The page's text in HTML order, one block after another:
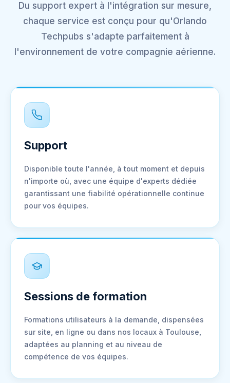
Du support expert à l'intégration sur mesure,
chaque service est conçu pour qu'Orlando
Techpubs s'adapte parfaitement à
l'environnement de votre compagnie aérienne.
Support
Disponible toute l'année, à tout moment et depuis
n'importe où, avec une équipe d'experts dédiée
garantissant une fiabilité opérationnelle continue
pour vos équipes.
Sessions de formation
Formations utilisateurs à la demande, dispensées
sur site, en ligne ou dans nos locaux à Toulouse,
adaptées au planning et au niveau de
compétence de vos équipes.